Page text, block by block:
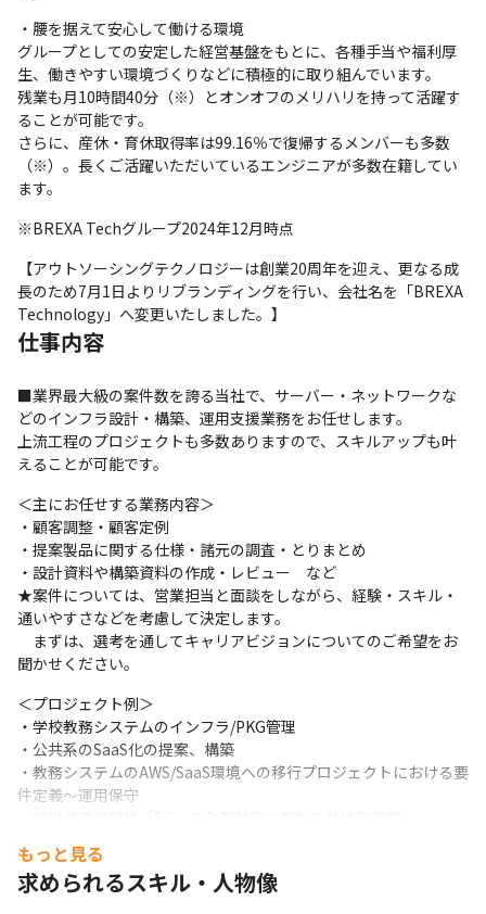
・腰を据えて安心して働ける環境
グループとしての安定した経営基盤をもとに、各種手当や福利厚
生、働きやすい環境づくりなどに積極的に取り組んでいます。
残業も月10時間40分（※）とオンオフのメリハリを持って活躍す
ることが可能です。
さらに、産休・育休取得率は99.16％で復帰するメンバーも多数
（※）。長くご活躍いただいているエンジニアが多数在籍してい
ます。
※BREXA Techグループ2024年12月時点
【アウトソーシングテクノロジーは創業20周年を迎え、更なる成
長のため7月1日よりリブランディングを行い、会社名を「BREXA
Technology」へ変更いたしました。】
仕事内容
■業界最大級の案件数を誇る当社で、サーバー・ネットワークな
どのインフラ設計・構築、運用支援業務をお任せします。
上流工程のプロジェクトも多数ありますので、スキルアップも叶
えることが可能です。
＜主にお任せする業務内容＞
・顧客調整・顧客定例
・提案製品に関する仕様・諸元の調査・とりまとめ
・設計資料や構築資料の作成・レビュー　など
★案件については、営業担当と面談をしながら、経験・スキル・
通いやすさなどを考慮して決定します。
まずは、選考を通してキャリアビジョンについてのご希望をお
聞かせください。
＜プロジェクト例＞
・学校教務システムのインフラ/PKG管理
・公共系のSaaS化の提案、構築
・教務システムのAWS/SaaS環境への移行プロジェクトにおける要
件定義～運用保守
・教育系通信グループのサーバー及びネットワークの1.5次対応
もっと見る
求められるスキル・人物像